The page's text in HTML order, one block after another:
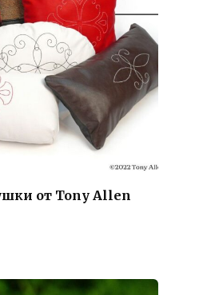
от Tony Allen